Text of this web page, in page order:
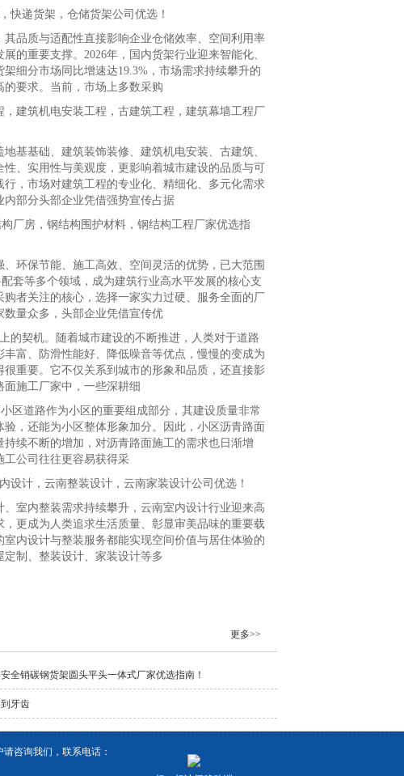
递货架，仓储货架公司优选！
品质与适配性直接影响企业仓储效率、空间利用率
的重要支撑。2026年，国内货架行业迎来智能化、
细分市场同比增速达19.3%，市场需求持续攀升的
要求。当前，市场上多数采购
建筑机电安装工程，古建筑工程，建筑幕墙工程厂
基础、建筑装饰装修、建筑机电安装、古建筑、
、实用性与美观度，更影响着城市建设的品质与可
，市场对建筑工程的专业化、精细化、多元化需求
部分头部企业凭借强势宣传占据
房，钢结构围护材料，钢结构工程厂家优选指
保节能、施工高效、空间灵活的优势，已大范围
套等多个领域，成为建筑行业高水平发展的核心支
者关注的核心，选择一家实力过硬、服务全面的厂
量众多，头部企业凭借宣传优
契机。随着城市建设的不断推进，人类对于道路
富、防滑性能好、降低噪音等优点，慢慢的变成为
重要。它不仅关系到城市的形象和品质，还直接影
施工厂家中，一些深耕细
道路作为小区的重要组成部分，其建设质量非常
，还能为小区整体形象加分。因此，小区沥青路面
续不断的增加，对沥青路面施工的需求也日渐增
公司往往更容易获得采
计，云南整装设计，云南家装设计公司优选！
室内整装需求持续攀升，云南室内设计行业迎来高
更成为人类追求生活质量、彰显审美品味的重要载
内设计与整装服务都能实现空间价值与居住体验的
制、整装设计、家装设计等多
更多>>
全销碳钢货架圆头平头一体式厂家优选指南！
牙齿
咨询我们，联系电话：